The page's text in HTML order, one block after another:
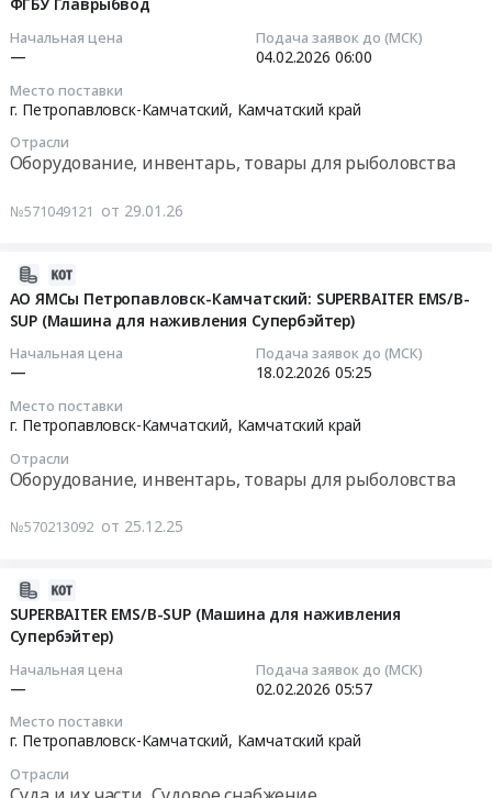
84,85
Начальная цена
—
Подача заявок до (МСК)
04.02.2026 06:00
Место поставки
г. Петропавловск-Камчатский, Камчатский край
Отрасли
Оборудование, инвентарь, товары для рыболовства
№571049121 от 29.01.26
АО ЯМСы Петропавловск-Камчатский: SUPERBAITER EMS/B-
SUP (Машина для наживления Супербэйтер)
Начальная цена
—
Подача заявок до (МСК)
18.02.2026 05:25
Место поставки
г. Петропавловск-Камчатский, Камчатский край
Отрасли
Оборудование, инвентарь, товары для рыболовства
№570213092 от 25.12.25
B-
SUPERBAITER EMS/B-SUP (Машина для наживления
Супербэйтер)
Начальная цена
—
Подача заявок до (МСК)
02.02.2026 05:57
Место поставки
г. Петропавловск-Камчатский, Камчатский край
Отрасли